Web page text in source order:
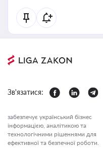
Зв'язатися:
забезпечує український бізнес
інформацією, аналітикою та
технологічними рішеннями для
ефективної та безпечної роботи.